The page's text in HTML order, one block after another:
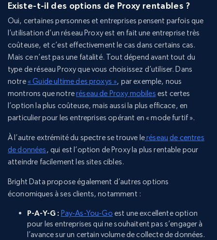
Existe-t-il des options de Proxy rentables ?
Oui, certaines personnes et entreprises pensent parfois que
l’utilisation d’un réseau Proxy est en fait une entreprise très
coûteuse, et c’est effectivement le cas dans certains cas.
Mais ce n’est pas une fatalité. Tout dépend avant tout du
type de réseau Proxy que vous choisissez d’utiliser. Dans
notre « Guide ultime des proxys », par exemple, nous
montrons que notreréseau de Proxy mobiles est certes
l’option la plus coûteuse, mais aussi la plus efficace, en
particulier pour les entreprises opérant en « mode furtif ».
À l’autre extrémité du spectre se trouve leréseau de centres
de données, qui est l’option de Proxy la plus rentable pour
atteindre facilement les sites cibles.
Bright Data propose également d’autres options
économiques à ses clients, notamment :
P-A-Y-G : Pay-As-You-Go est une excellente option
pour les entreprises qui ne souhaitent pas s’engager à
l’avance sur un certain volume de collecte de données.